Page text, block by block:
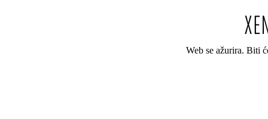
Web se ažurira. Biti